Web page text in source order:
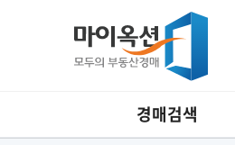
경매검색